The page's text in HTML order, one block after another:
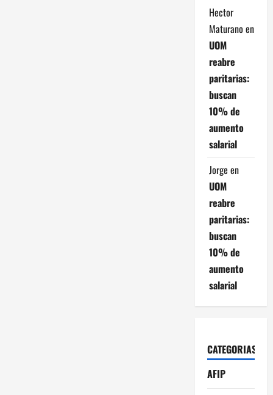
Hector
Maturano en
UOM
reabre
paritarias:
buscan
10% de
aumento
salarial
Jorge en
UOM
reabre
paritarias:
buscan
10% de
aumento
salarial
CATEGORIAS
AFIP